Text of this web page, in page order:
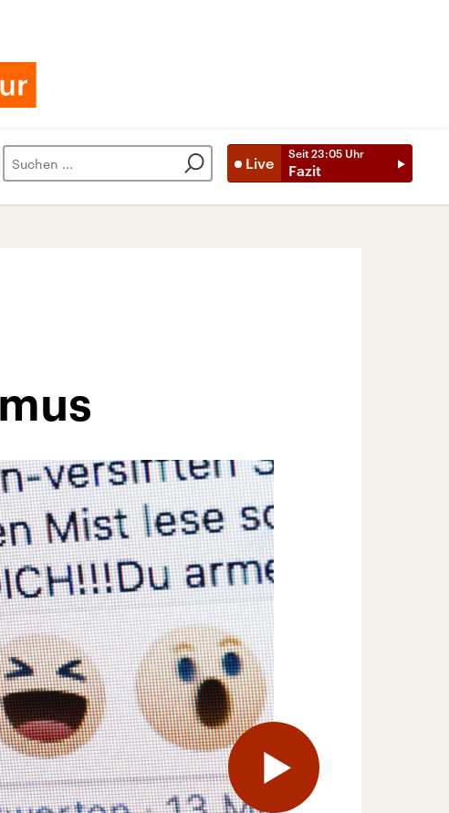
Live
Seit 23:05 Uhr
Fazit